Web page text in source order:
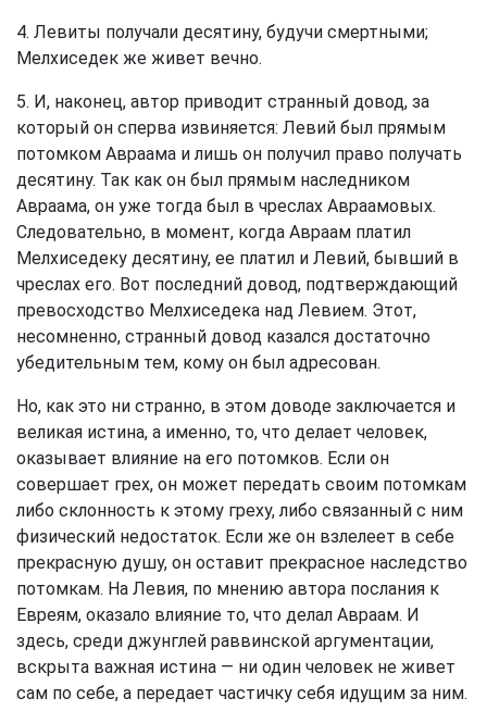
4. Левиты получали десятину, будучи смертными;
Мелхиседек же живет вечно.
5. И, наконец, автор приводит странный довод, за
который он сперва извиняется: Левий был прямым
потомком Авраама и лишь он получил право получать
десятину. Так как он был прямым наследником
Авраама, он уже тогда был в чреслах Авраамовых.
Следовательно, в момент, когда Авраам платил
Мелхиседеку десятину, ее платил и Левий, бывший в
чреслах его. Вот последний довод, подтверждающий
превосходство Мелхиседека над Левием. Этот,
несомненно, странный довод казался достаточно
убедительным тем, кому он был адресован.
Но, как это ни странно, в этом доводе заключается и
великая истина, а именно, то, что делает человек,
оказывает влияние на его потомков. Если он
совершает грех, он может передать своим потомкам
либо склонность к этому греху, либо связанный с ним
физический недостаток. Если же он взлелеет в себе
прекрасную душу, он оставит прекрасное наследство
потомкам. На Левия, по мнению автора послания к
Евреям, оказало влияние то, что делал Авраам. И
здесь, среди джунглей раввинской аргументации,
вскрыта важная истина — ни один человек не живет
сам по себе, а передает частичку себя идущим за ним.